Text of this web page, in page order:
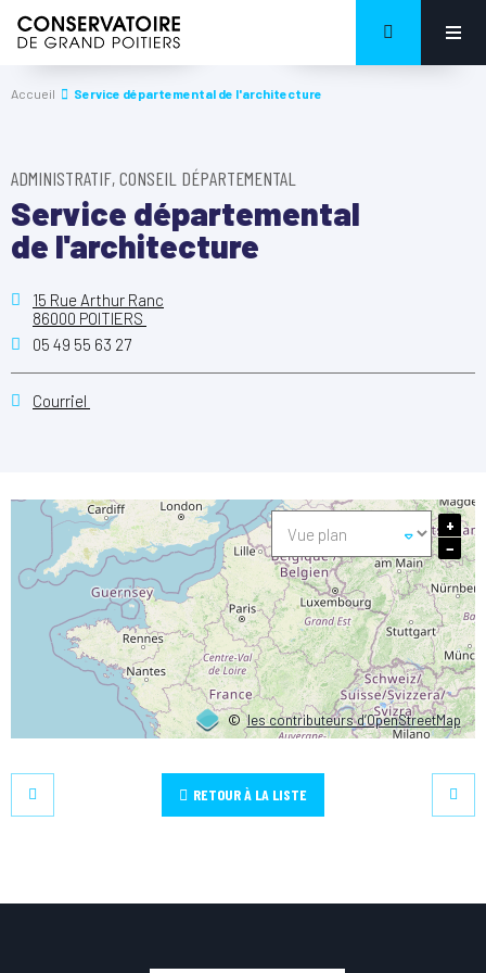
Accueil Service départemental de l'architecture
ADMINISTRATIF, CONSEIL DÉPARTEMENTAL
Service départemental
de l'architecture
15 Rue Arthur Ranc
86000 POITIERS
05 49 55 63 27
Courriel
©les contributeurs d’OpenStreetMap
+
−
RETOUR À LA LISTE